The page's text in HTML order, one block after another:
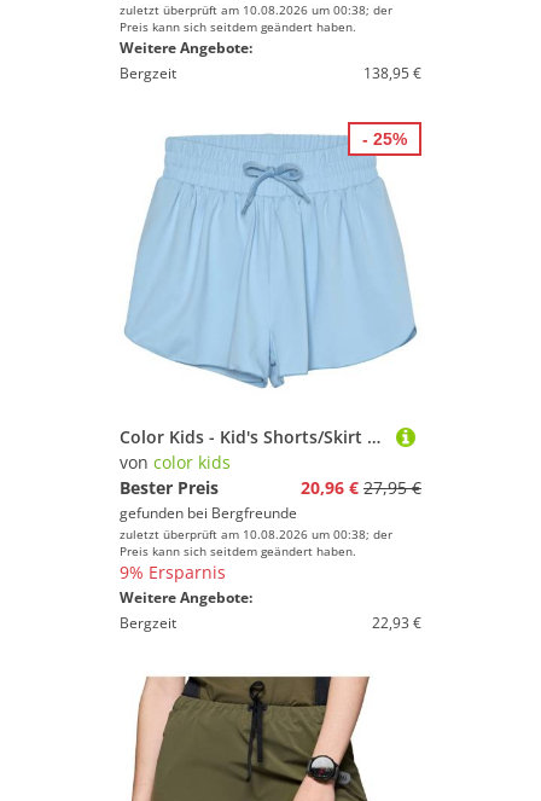
zuletzt überprüft am 10.08.2026 um 00:38; der
Preis kann sich seitdem geändert haben.
Weitere Angebote:
Bergzeit
138,95 €
Color Kids - Kid's Shorts/Skirt - Laufrock Gr 122 blau
von color kids
Bester Preis
20,96 € 27,95 €
gefunden bei Bergfreunde
zuletzt überprüft am 10.08.2026 um 00:38; der
Preis kann sich seitdem geändert haben.
9% Ersparnis
Weitere Angebote:
Bergzeit
22,93 €
- 25%